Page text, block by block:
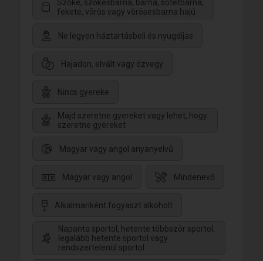
Szőke, szőkésbarna, barna, sötétbarna,
fekete, vörös vagy vörösesbarna hajú
Ne legyen háztartásbeli és nyugdíjas
Hajadon, elvált vagy özvegy
Nincs gyereke
Majd szeretne gyereket vagy lehet, hogy
szeretne gyereket
Magyar vagy angol anyanyelvű
Magyar vagy angol Mindenevő
Alkalmanként fogyaszt alkoholt
Naponta sportol, hetente többször sportol,
legalább hetente sportol vagy
rendszertelenül sportol